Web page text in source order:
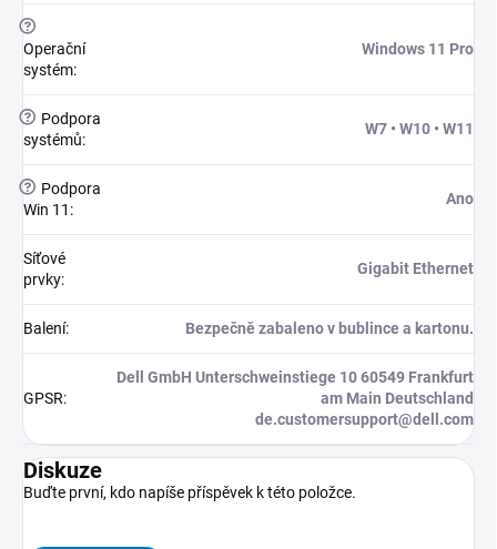
?
Operační
systém:
Windows 11 Pro
?
Podpora
systémů:
W7 • W10 • W11
?
Podpora
Win 11 :
Ano
Síťové
prvky:
Gigabit Ethernet
Balení: Bezpečně zabaleno v bublince a kartonu.
GPSR:
Dell GmbH Unterschweinstiege 10 60549 Frankfurt
am Main Deutschland
de.customersupport@dell.com
Diskuze
Buďte první, kdo napíše příspěvek k této položce.